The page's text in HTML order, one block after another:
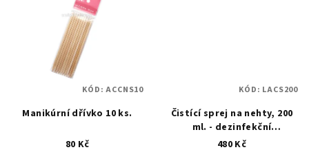
Manikúrní dřívko 10 ks.
80 Kč
KÓD:ACCNS10
Čistící sprej na nehty, 200
ml. - dezinfekční
prostředek
480 Kč
KÓD: LACS200